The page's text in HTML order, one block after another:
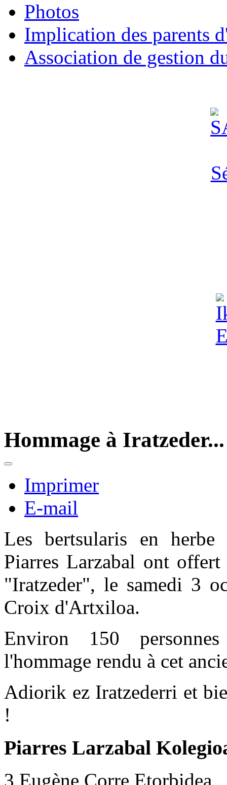
Photos
Implication des parents
Association de gestion
Hommage à Iratzeder...
Imprimer
E-mail
Les bertsularis en
Piarres Larzabal ont offert
"Iratzeder", le samedi 3
Croix d'Artxiloa.
Environ 150
l'hommage rendu à cet
Adiorik ez Iratzederri et
!
Piarres Larzabal
3 Eugène Corre Etorbidea